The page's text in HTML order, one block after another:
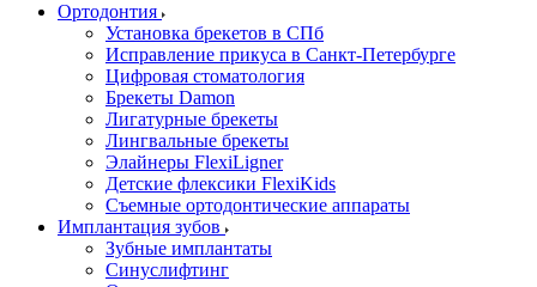
Ортодонтия
Установка брекетов в СПб
Исправление прикуса в Санкт-Петербурге
Цифровая стоматология
Брекеты Damon
Лигатурные брекеты
Лингвальные брекеты
Элайнеры FlexiLigner
Детские флексики FlexiKids
Съемные ортодонтические аппараты
Имплантация зубов
Зубные имплантаты
Синуслифтинг